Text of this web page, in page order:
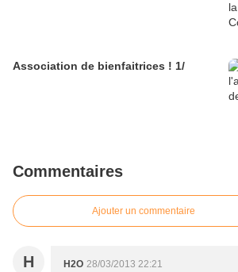
Association de bienfaitrices ! 1/
Commentaires
Ajouter un commentaire
H H2O 28/03/2013 22:21